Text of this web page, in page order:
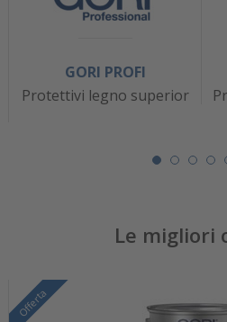
GORI PROFI
Protettivi legno superior
Le migliori
Offerta